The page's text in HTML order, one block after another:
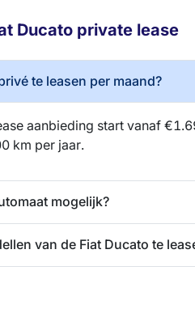
Ducato private lease
te leasen per maand?
aanbieding start vanaf
km per jaar.
mogelijk?
van de Fiat Ducato te